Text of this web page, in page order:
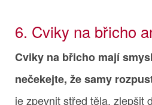
6. Cviky na břicho
Cviky na břicho mají
nečekejte, že samy
je zpevnit střed těla, zlepšit